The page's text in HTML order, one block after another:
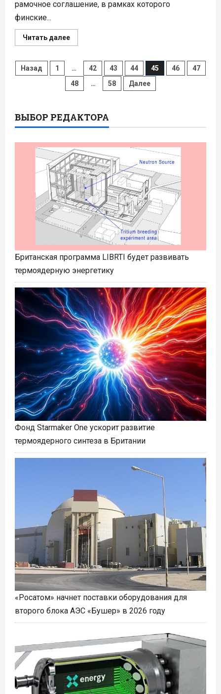
рамочное соглашение, в рамках которого
финские...
Читать далееПрочитать
больше
для
эстонского
атома:
подписано
Пагинация
записей
Назад 1 … 42 43 44 45 46
47
48
… 58 Далее
ВЫБОР РЕДАКТОРА
Британская программа LIBRTI будет развивать
термоядерную энергетику
Фонд Starmaker One ускорит развитие
термоядерного синтеза в Британии
«Росатом» начнет поставки оборудования для
второго блока АЭС «Бушер» в 2026 году